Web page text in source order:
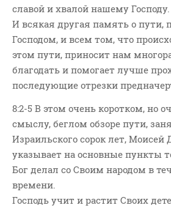
Проповедь-Аудио
Проповедь-Видео
Размышления
Семинар "Второе
Пришествие ИХ"
Семинары Для Лидеров/
Служителей
Слово Из Слова
Служение
Цитата
славой и хвалой нашему Господу.
И всякая другая память о пути,
Господом, и всем том, что
этом пути, приносит нам
благодать и помогает лучше
последующие отрезки
8:2-5 В этом очень коротком, но
смыслу, беглом обзоре пути,
Израильского сорок лет,
указывает на основные пункты
Бог делал со Своим народом в
времени.
Господь учит и растит Своих